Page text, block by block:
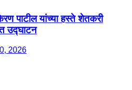
पाटील यांच्या हस्ते शेतकरी
उद्घाटन
2026